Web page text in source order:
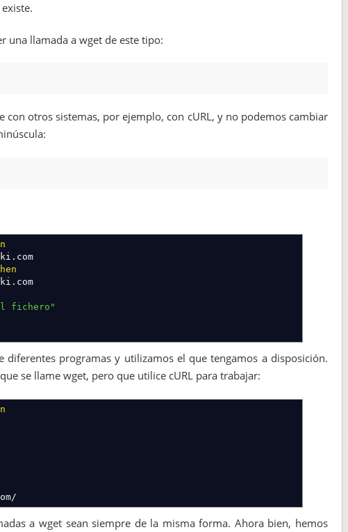
una llamada a wget de este tipo:
con otros sistemas, por ejemplo, con cURL, y no podemos cambiar
fichero"
programas y utilizamos el que tengamos a disposición.
se llame wget, pero que utilice cURL para trabajar:
/
a wget sean siempre de la misma forma. Ahora bien, hemos